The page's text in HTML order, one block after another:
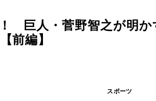
巨人・菅野智之が明か
前編】
スポーツ